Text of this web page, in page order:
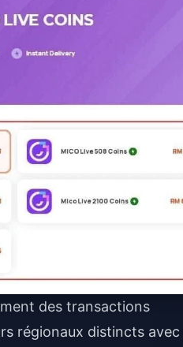
des transactions
régionaux distincts